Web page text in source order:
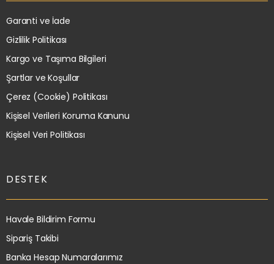
Garanti ve İade
Gizlilik Politikası
Kargo ve Taşıma Bilgileri
Şartlar ve Koşullar
Çerez (Cookie) Politikası
Kişisel Verileri Koruma Kanunu
Kişisel Veri Politikası
DESTEK
Havale Bildirim Formu
Sipariş Takibi
Banka Hesap Numaralarımız